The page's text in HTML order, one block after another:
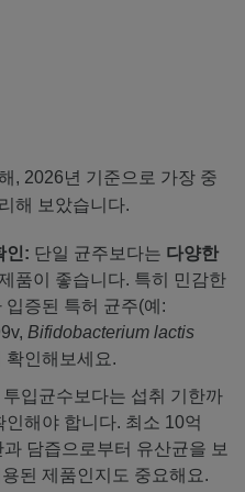
, 2026년 기준으로 가장 중
해 보았습니다.
인: 단일 균주보다는 다양한
품이 좋습니다. 특히 민감한
증된 특허 균주(예:
Bifidobacterium lactis
확인해보세요.
투입균수보다는 섭취 기한까
인해야 합니다. 최소 10억
담즙으로부터 유산균을 보
된 제품인지도 중요해요.